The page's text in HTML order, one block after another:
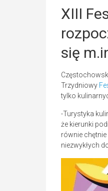
XIII
się
Trzydniowy
tylko
-Turystyka
że kierunki
równie
niezwykłych